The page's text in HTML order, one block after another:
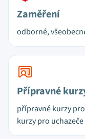
Zaměření
odborné,
Přípravné
přípravné kurzy
kurzy pro uchazeče